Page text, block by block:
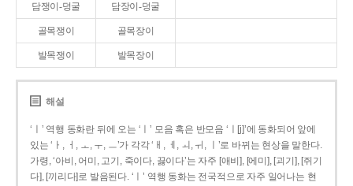
담쟁이-덩굴 담장이-덩굴
골목쟁이 골목장이
발목쟁이 발목장이
해설
‘ㅣ’ 역행 동화란 뒤에 오는 ‘ㅣ’ 모음 혹은 반모음 ‘ㅣ[j]’에 동화되어 앞에
있는 ‘ㅏ, ㅓ, ㅗ, ㅜ, ㅡ’가 각각 ‘ㅐ, ㅔ, ㅚ, ㅟ, ㅣ’로 바뀌는 현상을 말한다.
가령, ‘아비, 어미, 고기, 죽이다, 끓이다’는 자주 [애비], [에미], [괴기], [쥐기
다], [끼리다]로 발음된다. ‘ㅣ’ 역행 동화는 전국적으로 자주 일어나는 현